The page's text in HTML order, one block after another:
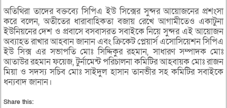
অতিথিরা তাদের বক্তব্যে সিপিএ ইউ সিক্সের সুন্দর আয়োজনের প্রশংসা
করে বলেন, অতীতের ধারাবাহিকতা বজায় রেখে আগামীতেও একাটুনা
ইউনিয়নের দেশ ও প্রবাসে বসবাসরত সবাইকে নিয়ে সুন্দর এই আয়োজন
অব্যাহত রাখার আহবান জানান এবং ক্রিকেট প্লেয়ার্স এসোসিয়েশন সিপিএ
ইউ সিক্স এর সভাপতি মোঃ সিদ্দিকুর রহমান, সাধারণ সম্পাদক মোঃ
আতাউর রহমান ফয়েজ, টুর্নামেন্ট পরিচালনা কমিটির আহবায়ক মোঃ রাজন
মিয়া ও সদস্য সচিব মোঃ সাইদুল হাসান তানভীর সহ কমিটির সবাইকে
ধন্যবাদ জানান।
Share this: